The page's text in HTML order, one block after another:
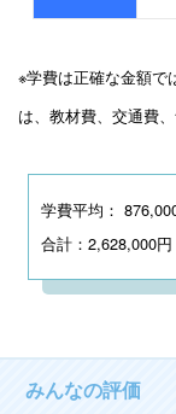
※学費は正確な金額で
は、教材費、交通費
学費平均：
合計：2,628,000円
みんなの評価